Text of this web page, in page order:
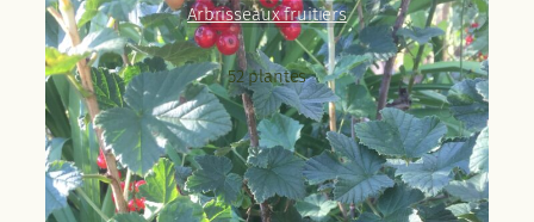
Arbrisseaux fruitiers
52 plantes